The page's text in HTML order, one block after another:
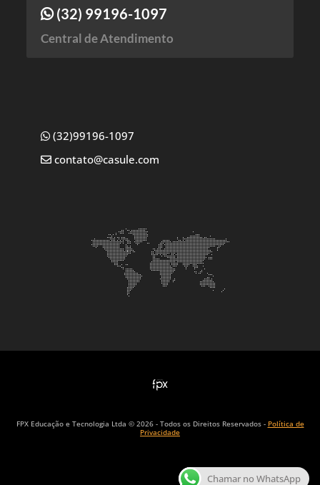
(32) 99196-1097
Central de Atendimento
(32)99196-1097
contato@casule.com
FPX Educação e Tecnologia Ltda © 2026 - Todos os Direitos Reservados - Política de
Privacidade
Chamar no WhatsApp